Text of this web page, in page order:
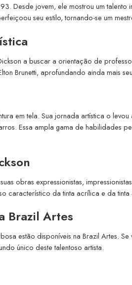
Desde jovem, ele mostrou um
seu estilo, tornando-se um
a buscar a orientação de
Brunetti, aprofundando ainda mais
em tela. Sua jornada artística o
Essa ampla gama de habilidades
obras expressionistas,
característico da tinta acrílica e da tinta
Brazil Artes
estão disponíveis na Brazil Artes.
único deste talentoso artista.